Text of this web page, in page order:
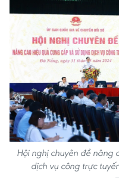
Hội nghị chuyên đề nâng
dịch vụ công trực